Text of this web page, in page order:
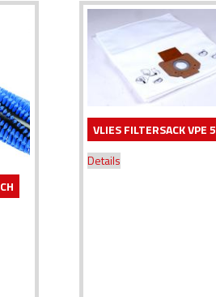
VLIES FILTERSACK VPE 5
Details